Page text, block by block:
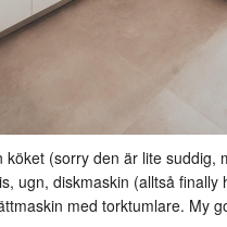
köket (sorry den är lite suddig,
ugn, diskmaskin (alltså finally
med torktumlare. My